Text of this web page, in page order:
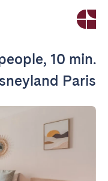
10 min.
Paris